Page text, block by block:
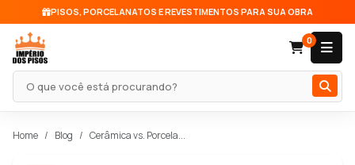
PISOS, PORCELANATOS E REVESTIMENTOS PARA SUA OBRA
Pesquisar produto
0
Home Blog Cerâmica vs. Porcela...